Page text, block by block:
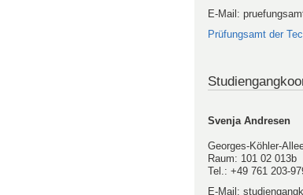
E-Mail:
Prüfungsamt der
Svenja Andresen
Georges-Köhler-
Raum: 101 02 013b
Tel.: +49 761 203-
E-Mail: